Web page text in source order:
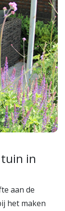
in
aan de
het maken